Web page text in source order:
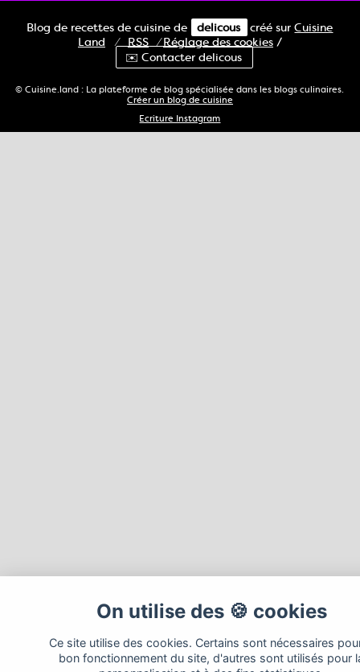
On utilise des 🍪 cookies
Ce site utilise des cookies. Certains sont nécessaires
bon fonctionnement du site, d'autres sont utilisés pour
Blog de recettes de cuisine de delicous créé surCuisine
Land
⁄ RSS ⁄Réglage des cookies /
✉️ Contacter delicous
© Cuisine.land : La plateforme de blog spécialisée dans les blogs culinaires.
Créer un blog de cuisine
Ecriture Instagram